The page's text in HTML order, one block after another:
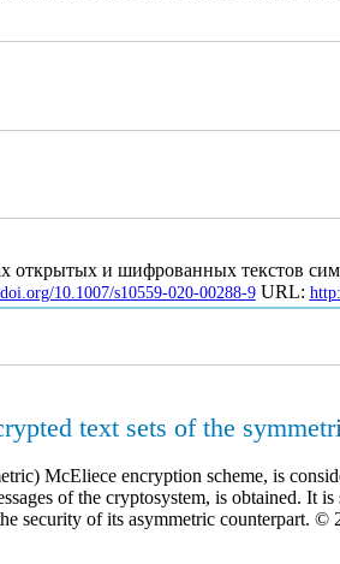
и шифрованных текстов
10.1007/s10559-020-00288-9URL:
text sets of the
McEliece encryption scheme, is
of the cryptosystem, is obtained. It
security of its asymmetric counterpart.